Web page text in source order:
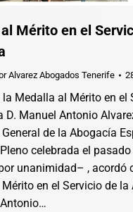
Mérito en el
Alvarez Abogados Tenerife
la Medalla al Mérito en el
D. Manuel Antonio
de la Abogacía
celebrada el
unanimidad– , acordó
en el Servicio de la